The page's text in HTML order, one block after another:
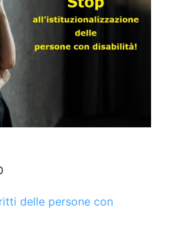
delle persone con